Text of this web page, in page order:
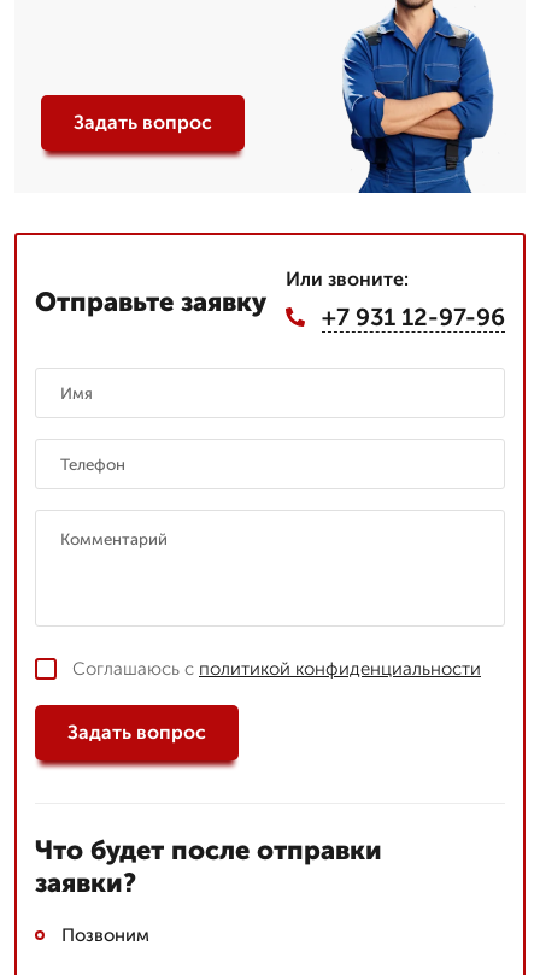
Задать вопрос
Отправьте заявку
Или звоните:
+7 931 12-97-96
Соглашаюсь с политикой конфиденциальности
Задать вопрос
Что будет после отправки
заявки?
Позвоним